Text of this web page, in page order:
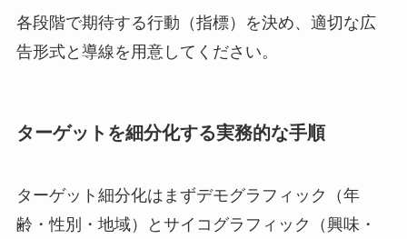
各段階で期待する行動（指標）を決め、適切な広
告形式と導線を用意してください。
ターゲットを細分化する実務的な手順
ターゲット細分化はまずデモグラフィック（年
齢・性別・地域）とサイコグラフィック（興味・